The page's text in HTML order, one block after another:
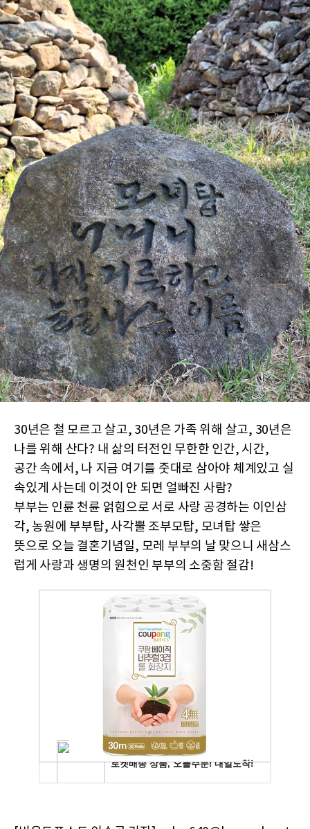
30년은 철 모르고 살고, 30년은 가족 위해 살고, 30년은
나를 위해 산다? 내 삶의 터전인 무한한 인간, 시간,
공간 속에서, 나 지금 여기를 줏대로 삼아야 체계있고 실
속있게 사는데 이것이 안 되면 얼빠진 사람?
부부는 인륜 천륜 얽힘으로 서로 사랑 공경하는 이인삼
각, 농원에 부부탑, 사각뿔 조부모탑, 모녀탑 쌓은
뜻으로 오늘 결혼기념일, 모레 부부의 날 맞으니 새삼스
럽게 사랑과 생명의 원천인 부부의 소중함 절감!